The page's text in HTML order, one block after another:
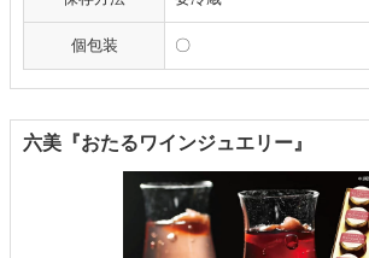
個包装 〇
六美『おたるワインジュエリー』